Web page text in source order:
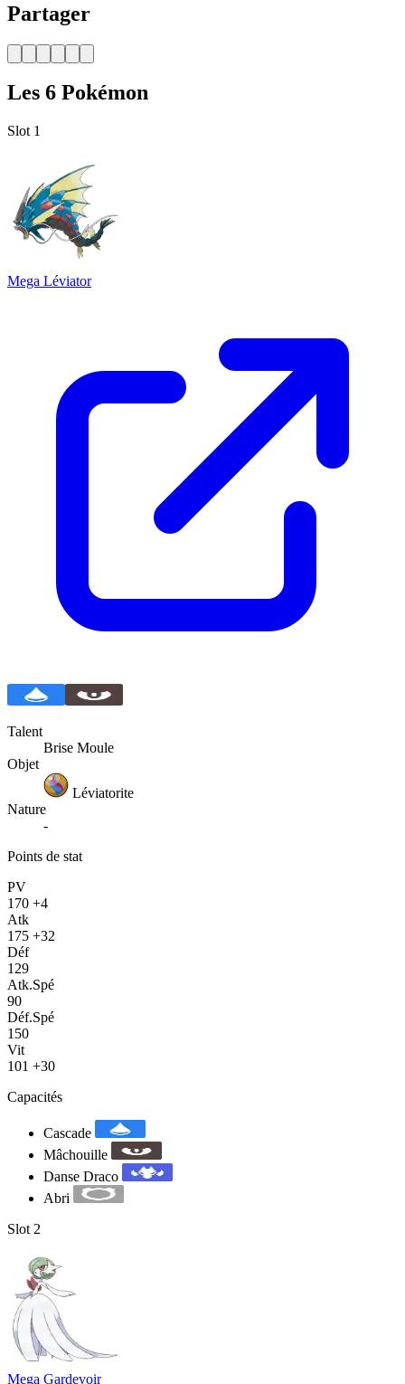
Partager
Les 6 Pokémon
Slot 1
Mega Léviator
Talent
Brise Moule
Objet
Léviatorite
Nature
-
Points de stat
PV
170 +4
Atk
175 +32
Déf
129
Atk.Spé
90
Déf.Spé
150
Vit
101 +30
Capacités
Cascade
Mâchouille
Danse Draco
Abri
Slot 2
Mega Gardevoir